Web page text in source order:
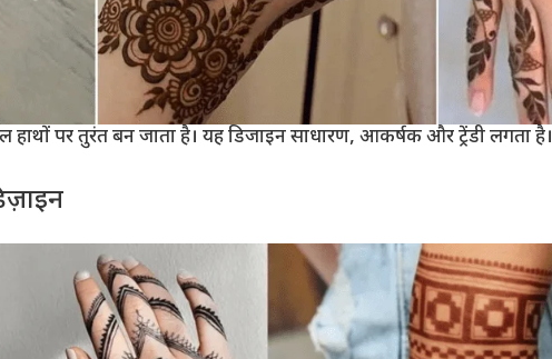
पर तुरंत बन जाता है। यह डिजाइन साधारण, आकर्षक और ट्रेंडी लगता है।